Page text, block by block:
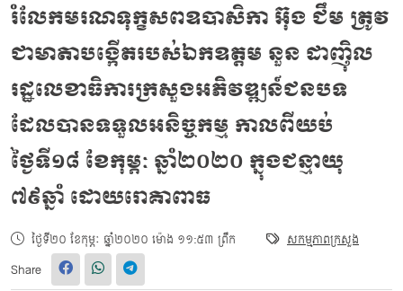
រំលែកមរណទុក្ខសពឧបាសិកា អ៊ុង ជឹម ត្រូវ
ជាមាតាបង្កើតរបស់ឯកឧត្តម នួន ដាញ៉ិល
រដ្ឋលេខាធិការក្រសួងអភិវឌ្ឍន៍ជនបទ
ដែលបានទទួលអនិច្ចកម្ម កាលពីយប់
ថ្ងៃទី១៨ ខែកុម្ភៈ ឆ្នាំ២០២០ ក្នុងជន្មាយុ
៧៩ឆ្នាំ ដោយរោគាពាធ
ថ្ងៃទី២០ ខែកុម្ភៈ ឆ្នាំ២០២០ ម៉ោង ១១:៥៣ ព្រឹក សកម្មភាពក្រសួង
Share